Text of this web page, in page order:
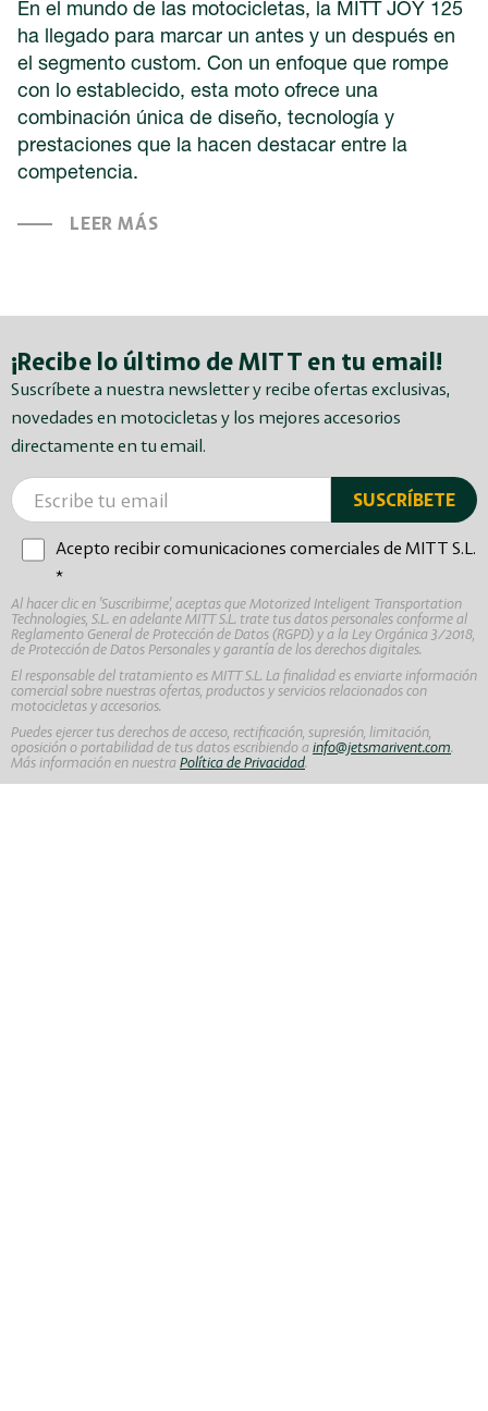
En el mundo de las motocicletas, la MITT JOY 125
ha llegado para marcar un antes y un después en
el segmento custom. Con un enfoque que rompe
con lo establecido, esta moto ofrece una
combinación única de diseño, tecnología y
prestaciones que la hacen destacar entre la
competencia.
LEER MÁS
¡Recibe lo último de MITT en tu email!
Suscríbete a nuestra newsletter y recibe ofertas exclusivas,
novedades en motocicletas y los mejores accesorios
directamente en tu email.
Acepto recibir comunicaciones comerciales de MITT S.L.
*
Al hacer clic en 'Suscribirme', aceptas que Motorized Inteligent Transportation
Technologies, S.L. en adelante MITT S.L. trate tus datos personales conforme al
Reglamento General de Protección de Datos (RGPD) y a la Ley Orgánica 3/2018,
de Protección de Datos Personales y garantía de los derechos digitales.
El responsable del tratamiento es MITT S.L. La finalidad es enviarte información
comercial sobre nuestras ofertas, productos y servicios relacionados con
motocicletas y accesorios.
Puedes ejercer tus derechos de acceso, rectificación, supresión, limitación,
oposición o portabilidad de tus datos escribiendo a info@jetsmarivent.com.
Más información en nuestra Política de Privacidad.